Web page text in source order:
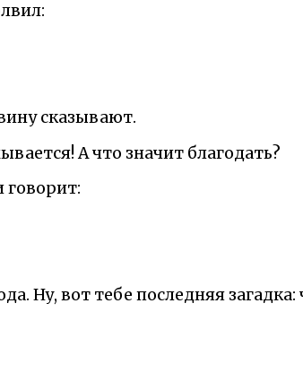
сказывают.
А что значит благодать?
говорит:
Ну, вот тебе последняя загадка: